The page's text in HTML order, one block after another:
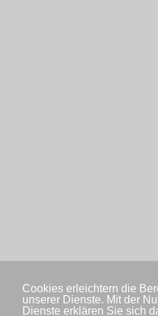
Cookies erleichtern die
unserer Dienste. Mit der
Dienste erklären Sie sich